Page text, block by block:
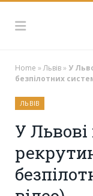
Home »Львів» У
безпілотних
ЛЬВІВ
У